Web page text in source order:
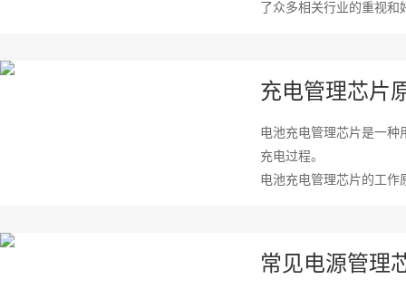
了众多相关行业的重视
充电管理芯片
电池充电管理芯片是一种
充电过程。
电池充电管理芯片的工作
常见电源管理